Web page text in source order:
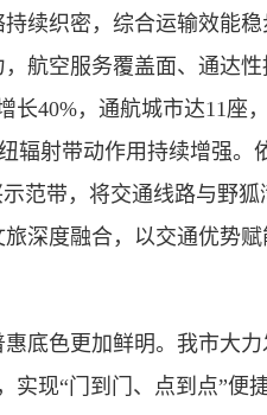
续织密，综合运输效能
航空服务覆盖面、通达
长40%，通航城市达11座
辐射带动作用持续增强。
范带，将交通线路与野
深度融合，以交通优势
色更加鲜明。我市大力
实现“门到门、点到点”便